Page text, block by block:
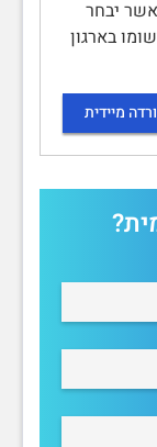
יבחר
בארגון
מיידית